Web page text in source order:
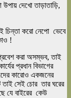
দেখো তাড়াতাড়ি,
চিন্তা করো নেপো ভেবে
!
করা অসম্ভব, তাই
প্রধান বিভাগের
কারোও একজনের
তাই সেই চোর তার ঘরের
যে বাইরের কেউ